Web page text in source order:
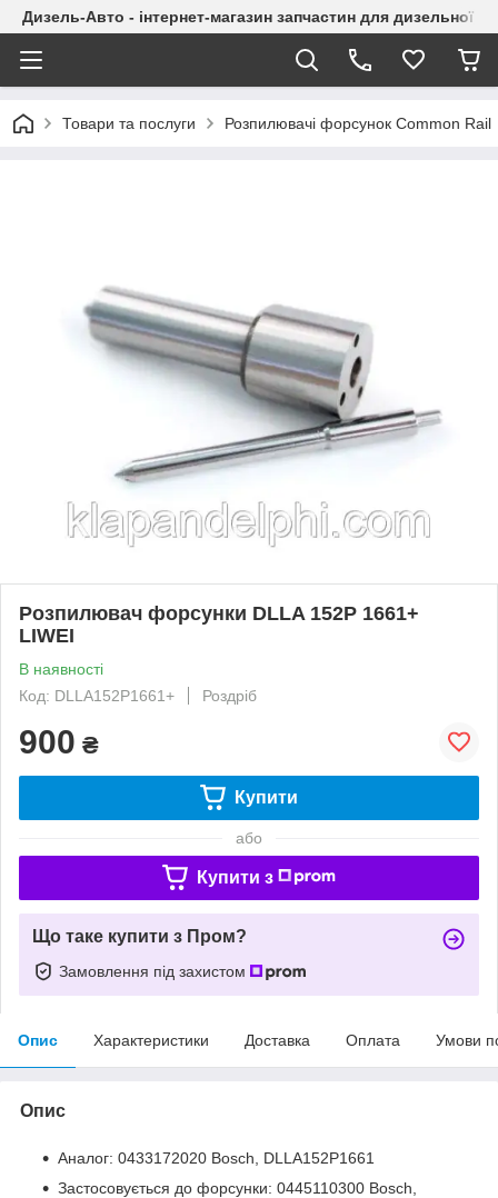
Дизель-Авто - інтернет-магазин запчастин для дизельної
Товари та послуги Розпилювачі форсунок Common Rail
Розпилювач форсунки DLLA 152P 1661+
LIWEI
В наявності
Код: DLLA152P1661+
Роздріб
900 ₴
Купити
або
Купити з
Що таке купити з Пром?
Замовлення під захистом
Опис Характеристики Доставка Оплата Умови
Опис
Аналог: 0433172020 Bosch, DLLA152P1661
Застосовується до форсунки: 0445110300 Bosch,